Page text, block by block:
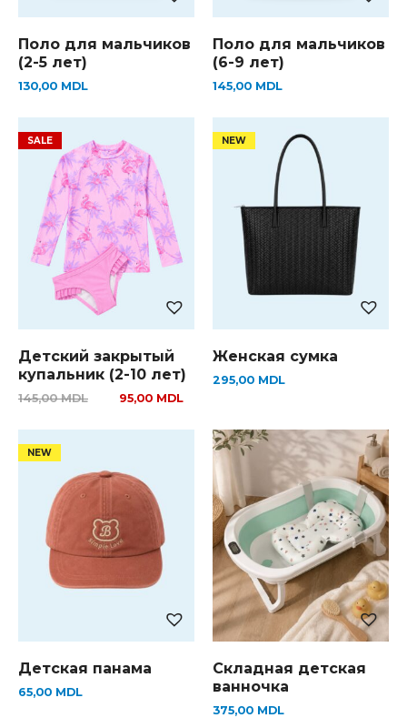
Поло для мальчиков
(2-5 лет)
130,00 MDL
Поло для мальчиков
(6-9 лет)
145,00 MDL
Детский закрытый
купальник (2-10 лет)
145,00MDL 95,00 MDL
Женская сумка
295,00 MDL
Детская панама
65,00 MDL
Складная детская
ванночка
375,00 MDL